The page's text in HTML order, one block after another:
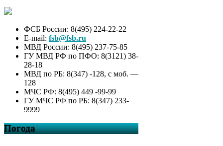
ФСБ России: 8(495) 224-22-22
E-mail: fsb@fsb.ru
МВД России: 8(495) 237-75-85
ГУ МВД РФ по ПФО: 8(3121) 38-
28-18
МВД по РБ: 8(347) -128, с моб. —
128
МЧС РФ: 8(495) 449 -99-99
ГУ МЧС РФ по РБ: 8(347) 233-
9999
Погода